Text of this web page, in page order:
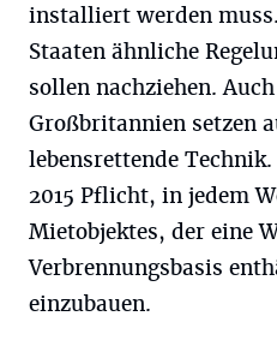
installiert werden
Staaten ähnliche
sollen nachziehen.
Großbritannien setzen
lebensrettende
2015 Pflicht, in jedem
Mietobjektes, der eine
Verbrennungsbasis
einzubauen.